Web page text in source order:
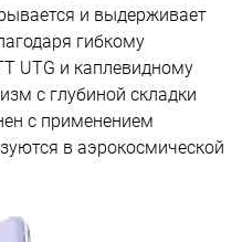
и выдерживает
гибкому
UTG и каплевидному
с глубиной складки
с применением
в аэрокосмической